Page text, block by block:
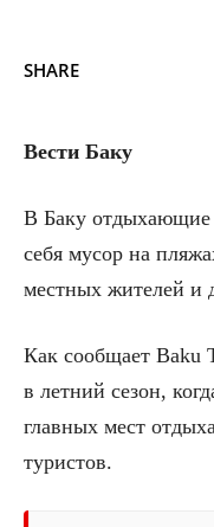
SHARE
Вести Баку
В Баку отдыхающие
себя мусор на
местных жителей и
Как сообщает Baku
в летний сезон,
главных мест
туристов.